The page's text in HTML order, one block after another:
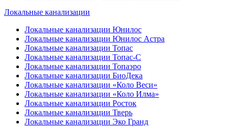
Локальные канализации
Локальные канализации Юнилос
Локальные канализации Юнилос Астра
Локальные канализации Топас
Локальные канализации Топас-С
Локальные канализации Топаэро
Локальные канализации БиоДека
Локальные канализации «Коло Веси»
Локальные канализации «Коло Илма»
Локальные канализации Росток
Локальные канализации Тверь
Локальные канализации Эко Гранд